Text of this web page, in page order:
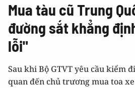
Mua tàu cũ Trung
đường sắt khẳng
lỗi"
Sau khi Bộ GTVT yêu cầu kiểm
quan đến chủ trương mua toa